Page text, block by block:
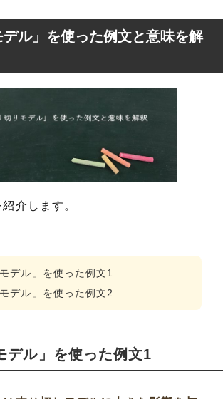
デル」を使った例文と意味を解
介します。
デル」を使った例文1
モデル」を使った例文2
デル」を使った例文1